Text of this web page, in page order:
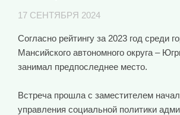
17 СЕНТЯБРЯ 2024
Согласно рейтингу за 2023 год среди
Мансийского автономного округа –
занимал предпоследнее место.
Встреча прошла с заместителем
управления социальной политики